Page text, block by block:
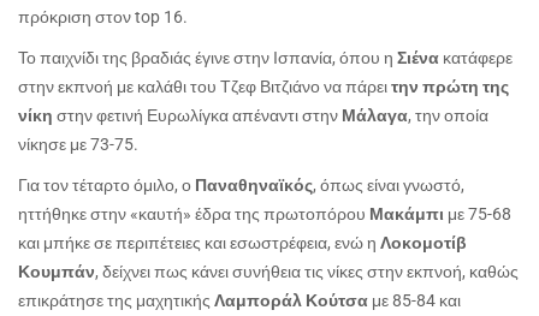
πρόκριση στονtop 16.
Το παιχνίδι της βραδιάς έγινε στην Ισπανία, όπου η Σιένα κατάφερε
στην εκπνοή με καλάθι του Τζεφ Βιτζιάνο να πάρειτην πρώτη της
νίκη στην φετινή Ευρωλίγκα απέναντι στην Μάλαγα, την οποία
νίκησε με 73-75.
Για τον τέταρτο όμιλο, ο Παναθηναϊκός, όπως είναι γνωστό,
ηττήθηκε στην «καυτή» έδρα της πρωτοπόρου Μακάμπι με 75-68
και μπήκε σε περιπέτειες και εσωστρέφεια, ενώ η Λοκομοτίβ
Κουμπάν, δείχνει πως κάνει συνήθεια τις νίκες στην εκπνοή, καθώς
επικράτησε της μαχητικής Λαμποράλ Κούτσα με 85-84 και